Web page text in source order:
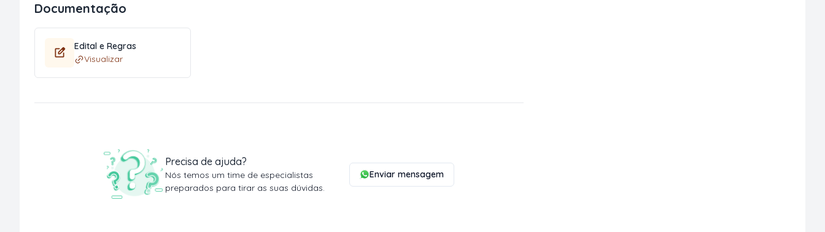
Documentação
Edital e Regras
Visualizar
Precisa de ajuda?
Nós temos um time de especialistas
preparados para tirar as suas dúvidas.
Enviar mensagem